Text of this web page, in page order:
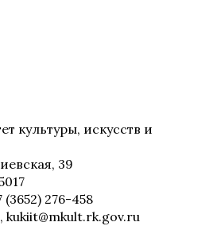
культуры, искусств и
39
276-458
kukiit@mkult.rk.gov.ru